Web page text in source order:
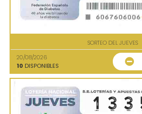
SORTEO DEL JUEVES
20/08/2026
10 DISPONIBLES